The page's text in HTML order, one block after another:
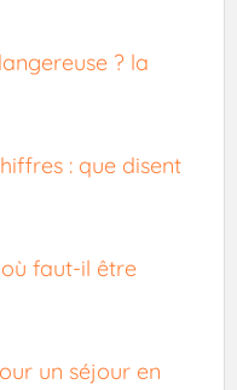
? la
: que disent
faut-il être
un séjour en